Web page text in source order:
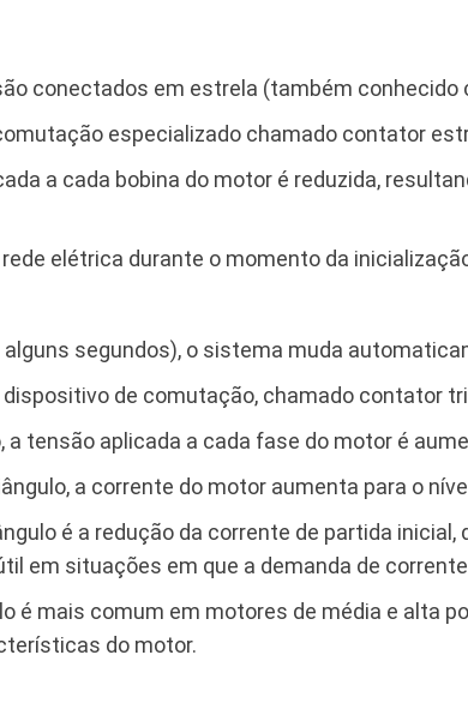
conectados em estrela (também conhecido
especializado chamado contator
a cada bobina do motor é reduzida,
elétrica durante o momento da
segundos), o sistema muda
de comutação, chamado contator
tensão aplicada a cada fase do motor é
a corrente do motor aumenta para o
é a redução da corrente de partida
em situações em que a demanda de
é mais comum em motores de média e alta
do motor.